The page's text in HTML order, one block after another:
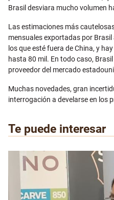
Brasil desviara mucho volumen
Las estimaciones más
mensuales exportadas por Brasil
los que esté fuera de China, y
hasta 80 mil. En todo caso,
proveedor del mercado
Muchas novedades, gran
interrogación a develarse en los
Te puede interesar